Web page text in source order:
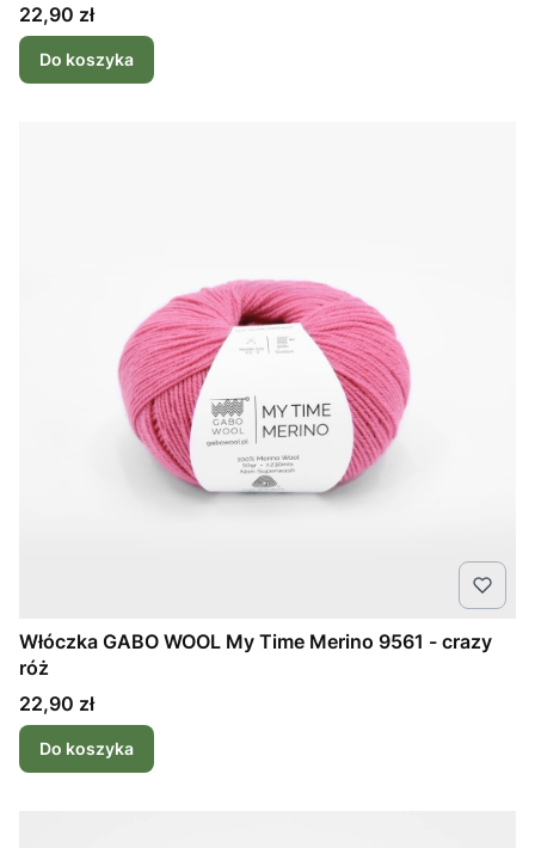
Cena
22,90 zł
Do koszyka
Włóczka GABO WOOL My Time Merino 9561 - crazy
róż
Cena
22,90 zł
Do koszyka